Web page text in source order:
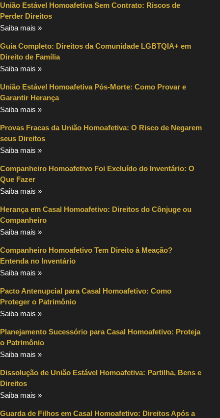
União Estável Homoafetiva Sem Contrato: Riscos de
Perder Direitos
Saiba mais »
Guia Completo: Direitos da Comunidade LGBTQIA+ em
Direito de Família
Saiba mais »
União Estável Homoafetiva Pós-Morte: Como Provar e
Garantir Herança
Saiba mais »
Provas Fracas da União Homoafetiva: O Risco de Negarem
seus Direitos
Saiba mais »
Companheiro Homoafetivo Foi Excluído do Inventário: O
Que Fazer
Saiba mais »
Herança em Casal Homoafetivo: Direitos do Cônjuge ou
Companheiro
Saiba mais »
Companheiro Homoafetivo Tem Direito à Meação?
Entenda no Inventário
Saiba mais »
Pacto Antenupcial para Casal Homoafetivo: Como
Proteger o Patrimônio
Saiba mais »
Planejamento Sucessório para Casal Homoafetivo: Proteja
o Patrimônio
Saiba mais »
Dissolução de União Estável Homoafetiva: Partilha, Bens e
Direitos
Saiba mais »
Guarda de Filhos em Casal Homoafetivo: Direitos Após a